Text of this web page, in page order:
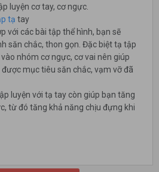
luyện cơ tay, cơ ngực.
tạ tay
với các bài tập thể hình, bạn sẽ
săn chắc, thon gọn. Đặc biệt tạ tập
nhóm cơ ngực, cơ vai nên giúp
mục tiêu săn chắc, vạm vỡ đã
luyện với tạ tay còn giúp bạn tăng
từ đó tăng khả năng chịu đựng khi